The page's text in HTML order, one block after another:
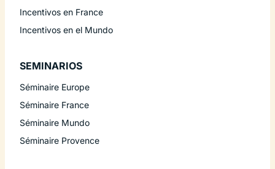
Incentivos en France
Incentivos en el Mundo
SEMINARIOS
Séminaire Europe
Séminaire France
Séminaire Mundo
Séminaire Provence